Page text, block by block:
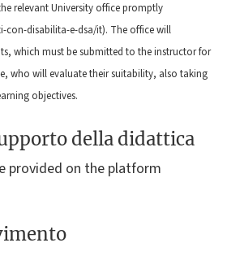
relevant University office promptly
con-disabilita-e-dsa/it). The office will
which must be submitted to the instructor for
who will evaluate their suitability, also taking
objectives.
della didattica
provided on the platform